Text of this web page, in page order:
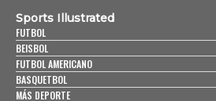
Sports Illustrated
FUTBOL
BEISBOL
FUTBOL AMERICANO
BASQUETBOL
MÁS DEPORTE